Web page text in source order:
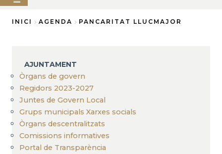
AJUNTAMENT
SERVEIS
MUNICIPALS
PERFIL
DEL
CONTRACTANT
ANUNCIS
INICI AGENDA PANCARITAT LLUCMAJOR
AJUNTAMENT
Òrgans de govern
Regidors 2023-2027
Juntes de Govern Local
Grups municipals Xarxes socials
Òrgans descentralitzats
Comissions informatives
Portal de Transparència